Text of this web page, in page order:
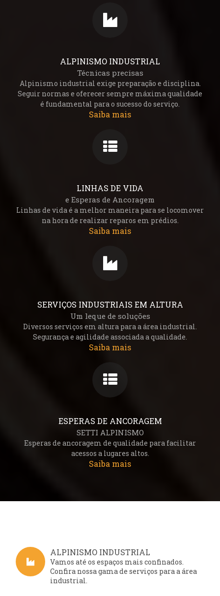
ALPINISMO INDUSTRIAL
Técnicas precisas
Alpinismo industrial exige preparação e disciplina.
Seguir normas e oferecer sempre máxima qualidade
é fundamental para o sucesso do serviço.
Saiba mais
LINHAS DE VIDA
e Esperas de Ancoragem
Linhas de vida é a melhor maneira para se locomover
na hora de realizar reparos em prédios.
Saiba mais
SERVIÇOS INDUSTRIAIS EM ALTURA
Um leque de soluções
Diversos serviços em altura para a área industrial.
Segurança e agilidade associada a qualidade.
Saiba mais
ESPERAS DE ANCORAGEM
SETTI ALPINISMO
Esperas de ancoragem de qualidade para facilitar
acessos a lugares altos.
Saiba mais
ALPINISMO INDUSTRIAL
Vamos até os espaços mais confinados.
Confira nossa gama de serviços para a área
industrial.